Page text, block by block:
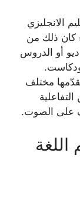
الانجليزي
كان ذلك من
أو الدروس
مختلف
على الصوت.